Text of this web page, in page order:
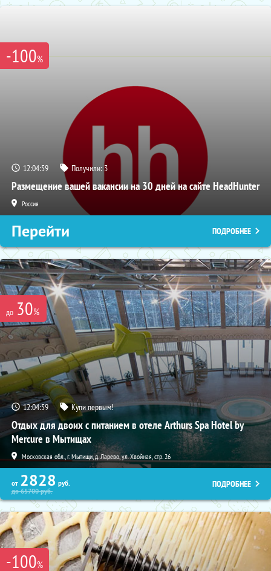
-100%
12:04:58 Получили: 3
Размещение вашей вакансии на 30 дней на сайте HeadHunter
Россия
Перейти ПОДРОБНЕЕ
до 30%
12:04:58 Купи первым!
Отдых для двоих с питанием в отеле Arthurs Spa Hotel by
Mercure в Мытищах
Московская обл., г. Мытищи, д. Ларево, ул. Хвойная, стр. 26
от 2828 руб.
до65700руб.
ПОДРОБНЕЕ
-100%